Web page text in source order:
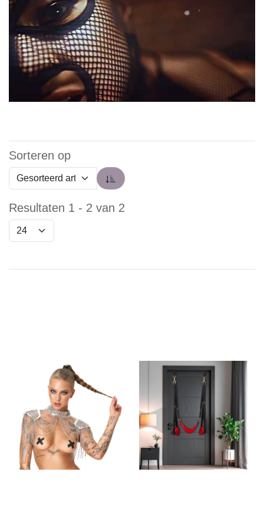
Sorteren op
Resultaten 1 - 2 van 2